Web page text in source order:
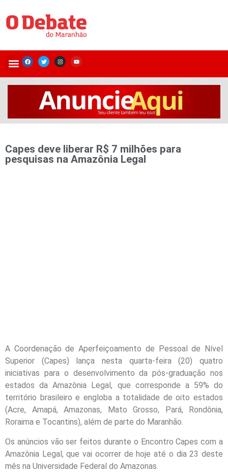
Capes deve liberar R$ 7 milhões para
pesquisas na Amazônia Legal
A Coordenação de Aperfeiçoamento de Pessoal de Nível
Superior (Capes) lança nesta quarta-feira (20) quatro
iniciativas para o desenvolvimento da pós-graduação nos
estados da Amazônia Legal, que corresponde a 59% do
território brasileiro e engloba a totalidade de oito estados
(Acre, Amapá, Amazonas, Mato Grosso, Pará, Rondônia,
Roraima e Tocantins), além de parte do Maranhão.
Os anúncios vão ser feitos durante o Encontro Capes com a
Amazônia Legal, que vai ocorrer dehoje até o dia 23 deste
mês na Universidade Federal do Amazonas.